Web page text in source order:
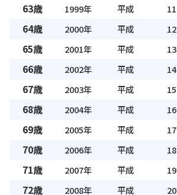
63歳 1999年 平成 11
64歳 2000年 平成 12
65歳 2001年 平成 13
66歳 2002年 平成 14
67歳 2003年 平成 15
68歳 2004年 平成 16
69歳 2005年 平成 17
70歳 2006年 平成 18
71歳 2007年 平成 19
72歳 2008年 平成 20